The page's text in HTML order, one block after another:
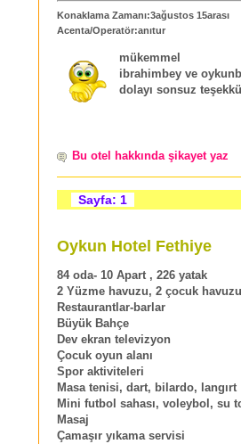
Konaklama Zamanı:3ağustos 15arası
Acenta/Operatör:anıtur
mükemmel
ibrahimbey ve
dolayı sonsuz
Bu otel hakkında şikayet yaz
Sayfa: 1
Oykun Hotel Fethiye
84 oda- 10 Apart , 226 yatak
2 Yüzme havuzu, 2 çocuk havuzu
Restaurantlar-barlar
Büyük Bahçe
Dev ekran televizyon
Çocuk oyun alanı
Spor aktiviteleri
Masa tenisi, dart, bilardo, langırt
Mini futbol sahası, voleybol, su
Masaj
Çamaşır yıkama servisi